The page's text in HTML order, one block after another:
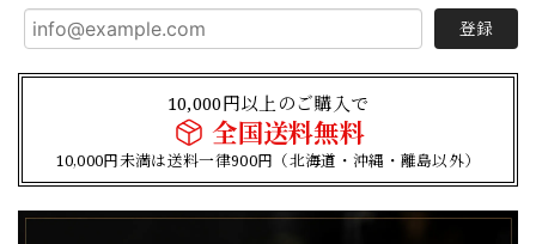
登録
10,000円以上のご購入で
全国送料無料
10,000円未満は送料一律900円（北海道・沖縄・離島以外）